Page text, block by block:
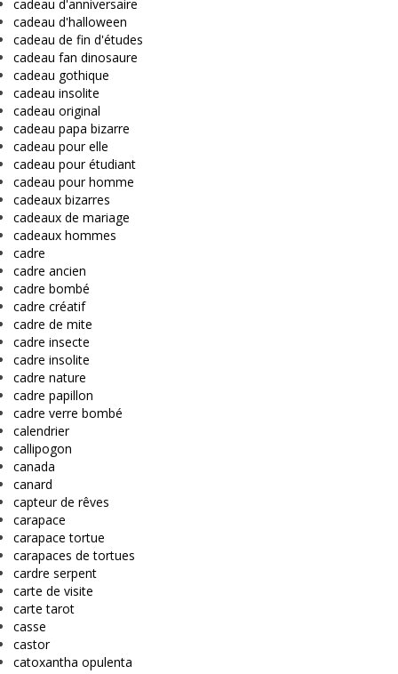
cadeau d'anniversaire
cadeau d'halloween
cadeau de fin d'études
cadeau fan dinosaure
cadeau gothique
cadeau insolite
cadeau original
cadeau papa bizarre
cadeau pour elle
cadeau pour étudiant
cadeau pour homme
cadeaux bizarres
cadeaux de mariage
cadeaux hommes
cadre
cadre ancien
cadre bombé
cadre créatif
cadre de mite
cadre insecte
cadre insolite
cadre nature
cadre papillon
cadre verre bombé
calendrier
callipogon
canada
canard
capteur de rêves
carapace
carapace tortue
carapaces de tortues
cardre serpent
carte de visite
carte tarot
casse
castor
catoxantha opulenta